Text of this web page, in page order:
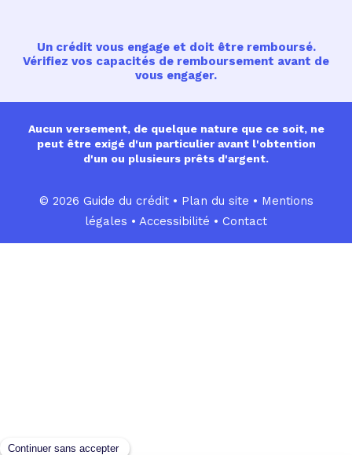
Un crédit vous engage et doit être remboursé.
Vérifiez vos capacités de remboursement avant de
vous engager.
Aucun versement, de quelque nature que ce soit, ne
peut être exigé d'un particulier avant l'obtention
d'un ou plusieurs prêts d'argent.
© 2026 Guide du crédit • Plan du site • Mentions
légales • Accessibilité • Contact